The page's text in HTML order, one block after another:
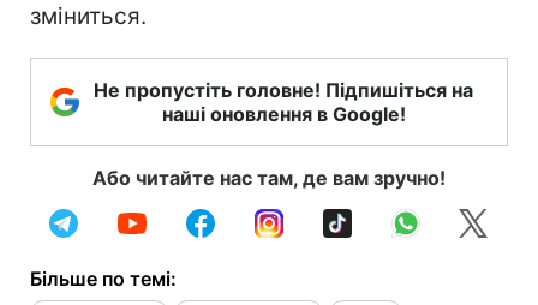
зміниться.
Не пропустіть головне! Підпишіться на
наші оновлення в Google!
Або читайте нас там, де вам зручно!
Більше по темі: